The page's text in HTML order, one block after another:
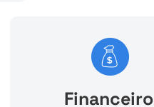
Financeiro